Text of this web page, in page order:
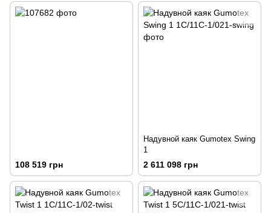
108 519 грн
Надувной каяк Gumotex Swing
1
2 611 098 грн